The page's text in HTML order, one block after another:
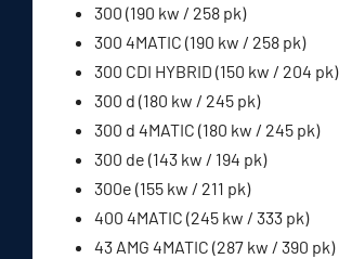
300 (190 kw / 258 pk)
300 4MATIC (190 kw / 258 pk)
300 CDI HYBRID (150 kw / 204 pk)
300 d (180 kw / 245 pk)
300 d 4MATIC (180 kw / 245 pk)
300 de (143 kw / 194 pk)
300e (155 kw / 211 pk)
400 4MATIC (245 kw / 333 pk)
43 AMG 4MATIC (287 kw / 390 pk)